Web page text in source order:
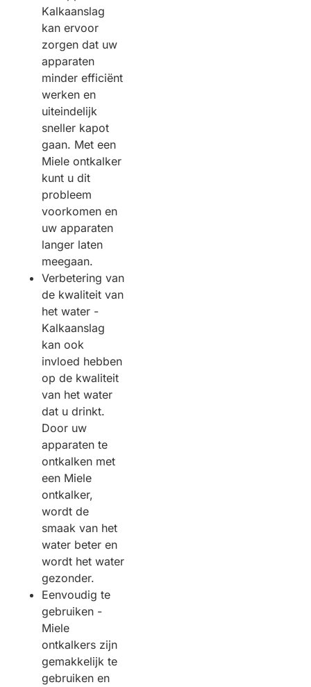
Kalkaanslag
kan ervoor
zorgen dat uw
apparaten
minder efficiënt
werken en
uiteindelijk
sneller kapot
gaan. Met een
Miele ontkalker
kunt u dit
probleem
voorkomen en
uw apparaten
langer laten
meegaan.
Verbetering van
de kwaliteit van
het water -
Kalkaanslag
kan ook
invloed hebben
op de kwaliteit
van het water
dat u drinkt.
Door uw
apparaten te
ontkalken met
een Miele
ontkalker,
wordt de
smaak van het
water beter en
wordt het water
gezonder.
Eenvoudig te
gebruiken -
Miele
ontkalkers zijn
gemakkelijk te
gebruiken en